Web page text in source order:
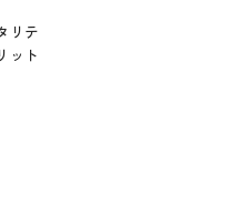
リテ
ット